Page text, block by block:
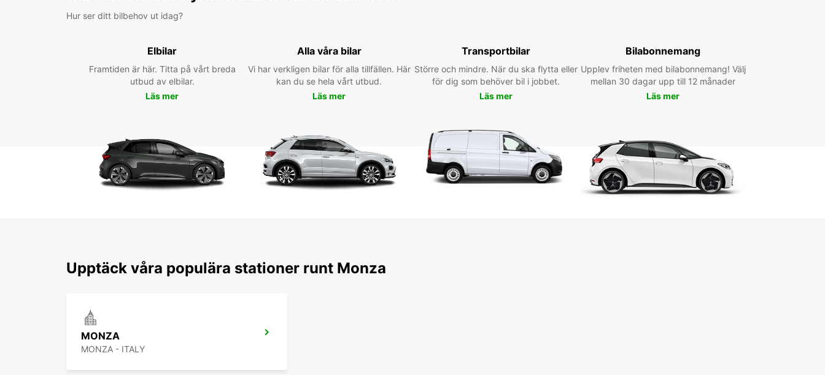
Hur ser ditt bilbehov ut idag?
Elbilar
Framtiden är här. Titta på vårt breda
utbud av elbilar.
Läs mer
Alla våra bilar
Vi har verkligen bilar för alla tillfällen. Här
kan du se hela vårt utbud.
Läs mer
Transportbilar
Större och mindre. När du ska flytta eller
för dig som behöver bil i jobbet.
Läs mer
Bilabonnemang
Upplev friheten med bilabonnemang! Välj
mellan 30 dagar upp till 12 månader
Läs mer
Upptäck våra populära stationer runt Monza
MONZA
MONZA - ITALY